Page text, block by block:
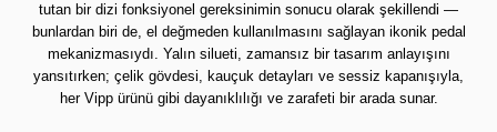
tutan bir dizi fonksiyonel gereksinimin sonucu olarak şekillendi —
bunlardan biri de, el değmeden kullanılmasını sağlayan ikonik pedal
mekanizmasıydı. Yalın silueti, zamansız bir tasarım anlayışını
yansıtırken; çelik gövdesi, kauçuk detayları ve sessiz kapanışıyla,
her Vipp ürünü gibi dayanıklılığı ve zarafeti bir arada sunar.